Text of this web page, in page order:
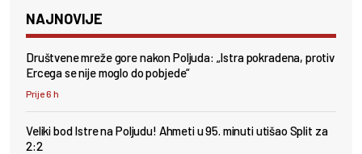
NAJNOVIJE
Društvene mreže gore nakon Poljuda: „Istra pokradena, protiv
Ercega se nije moglo do pobjede“
Prije 6 h
Veliki bod Istre na Poljudu! Ahmeti u 95. minuti utišao Split za
2:2